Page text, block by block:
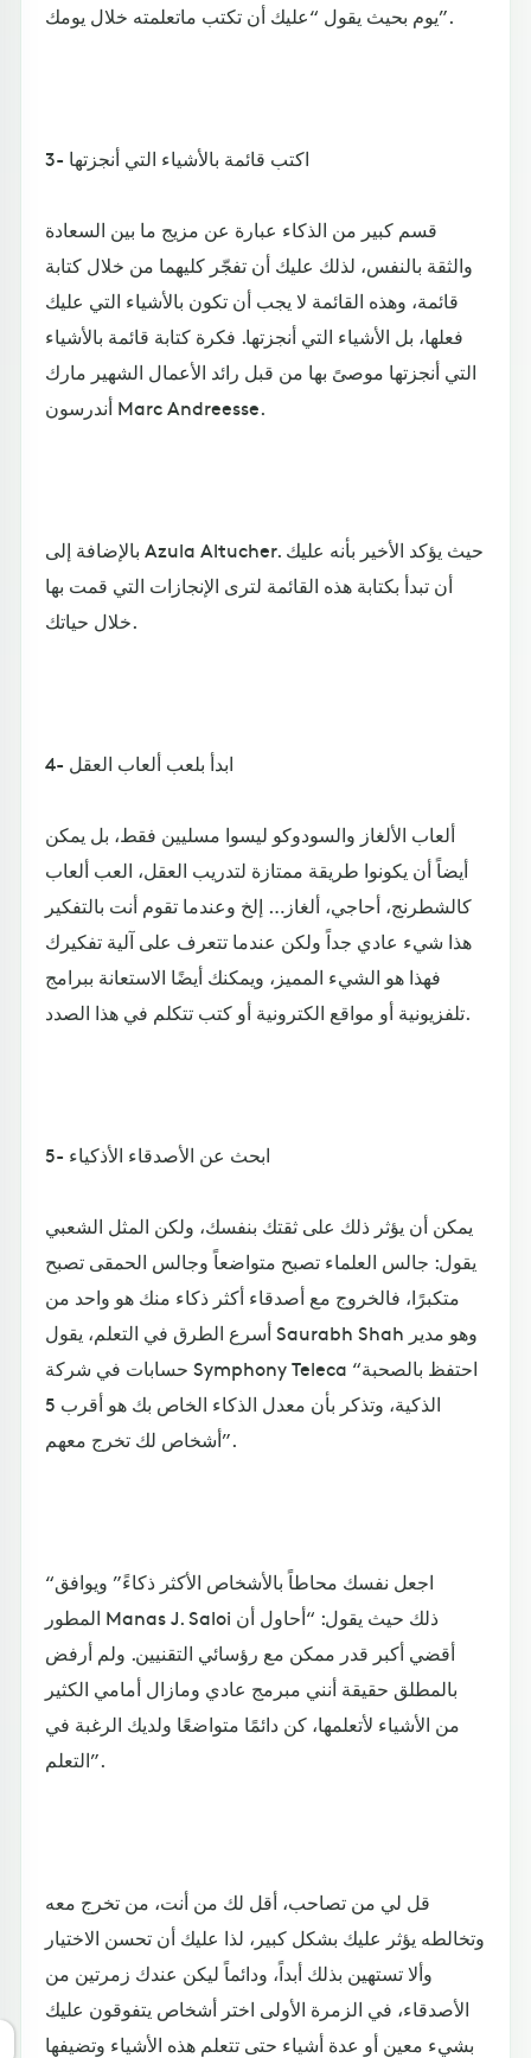
يوم بحيث يقول “عليك أن تكتب ماتعلمته خلال يومك”.
3- اكتب قائمة بالأشياء التي أنجزتها
قسم كبير من الذكاء عبارة عن مزيج ما بين السعادة
والثقة بالنفس، لذلك عليك أن تفجّر كليهما من خلال كتابة
قائمة، وهذه القائمة لا يجب أن تكون بالأشياء التي عليك
فعلها، بل الأشياء التي أنجزتها. فكرة كتابة قائمة بالأشياء
التي أنجزتها موصىً بها من قبل رائد الأعمال الشهير مارك
أندرسون Marc Andreesse.
بالإضافة إلى Azula Altucher. حيث يؤكد الأخير بأنه عليك
أن تبدأ بكتابة هذه القائمة لترى الإنجازات التي قمت بها
خلال حياتك.
4- ابدأ بلعب ألعاب العقل
ألعاب الألغاز والسودوكو ليسوا مسليين فقط، بل يمكن
أيضاً أن يكونوا طريقة ممتازة لتدريب العقل، العب ألعاب
كالشطرنج، أحاجي، ألغاز… إلخ وعندما تقوم أنت بالتفكير
هذا شيء عادي جداً ولكن عندما تتعرف على آلية تفكيرك
فهذا هو الشيء المميز، ويمكنك أيضًا الاستعانة ببرامج
تلفزيونية أو مواقع الكترونية أو كتب تتكلم في هذا الصدد.
5- ابحث عن الأصدقاء الأذكياء
يمكن أن يؤثر ذلك على ثقتك بنفسك، ولكن المثل الشعبي
يقول: جالس العلماء تصبح متواضعاً وجالس الحمقى تصبح
متكبرًا، فالخروج مع أصدقاء أكثر ذكاء منك هو واحد من
أسرع الطرق في التعلم، يقول Saurabh Shah وهو مدير
حسابات في شركة Symphony Teleca “احتفظ بالصحبة
الذكية، وتذكر بأن معدل الذكاء الخاص بك هو أقرب 5
أشخاص لك تخرج معهم”.
“اجعل نفسك محاطاً بالأشخاص الأكثر ذكاءً” ويوافق
المطور Manas J. Saloi ذلك حيث يقول: “أحاول أن
أقضي أكبر قدر ممكن مع رؤسائي التقنيين. ولم أرفض
بالمطلق حقيقة أنني مبرمج عادي ومازال أمامي الكثير
من الأشياء لأتعلمها، كن دائمًا متواضعًا ولديك الرغبة في
التعلم”.
قل لي من تصاحب، أقل لك من أنت، من تخرج معه
وتخالطه يؤثر عليك بشكل كبير، لذا عليك أن تحسن الاختيار
وألا تستهين بذلك أبداً، ودائماً ليكن عندك زمرتين من
الأصدقاء، في الزمرة الأولى اختر أشخاص يتفوقون عليك
بشيء معين أو عدة أشياء حتى تتعلم هذه الأشياء وتضيفها